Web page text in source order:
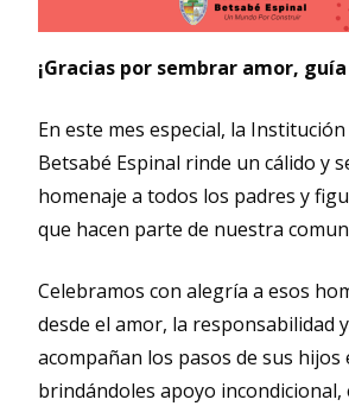
¡Gracias por sembrar amor,
En este mes especial, la Institución
Betsabé Espinal rinde un cálido y
homenaje a todos los padres y
que hacen parte de nuestra
Celebramos con alegría a esos
desde el amor, la responsabilidad
acompañan los pasos de sus hijos
brindándoles apoyo incondicional,